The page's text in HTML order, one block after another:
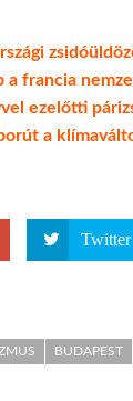
a francia
ezelőtti
a
Twitter
BUDAPEST